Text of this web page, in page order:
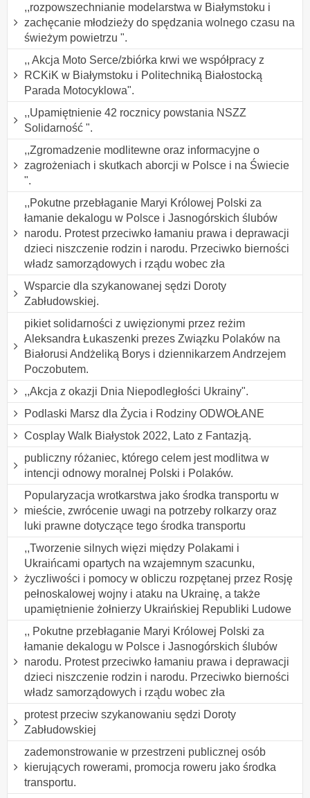
,,rozpowszechnianie modelarstwa w Białymstoku i
zachęcanie młodzieży do spędzania wolnego czasu na
świeżym powietrzu ".
,, Akcja Moto Serce/zbiórka krwi we współpracy z
RCKiK w Białymstoku i Politechniką Białostocką
Parada Motocyklowa".
,,Upamiętnienie 42 rocznicy powstania NSZZ
Solidarność ".
,,Zgromadzenie modlitewne oraz informacyjne o
zagrożeniach i skutkach aborcji w Polsce i na Świecie
".
,,Pokutne przebłaganie Maryi Królowej Polski za
łamanie dekalogu w Polsce i Jasnogórskich ślubów
narodu. Protest przeciwko łamaniu prawa i deprawacji
dzieci niszczenie rodzin i narodu. Przeciwko bierności
władz samorządowych i rządu wobec zła
Wsparcie dla szykanowanej sędzi Doroty
Zabłudowskiej.
pikiet solidarności z uwięzionymi przez reżim
Aleksandra Łukaszenki prezes Związku Polaków na
Białorusi Andżeliką Borys i dziennikarzem Andrzejem
Poczobutem.
,,Akcja z okazji Dnia Niepodległości Ukrainy".
Podlaski Marsz dla Życia i Rodziny ODWOŁANE
Cosplay Walk Białystok 2022, Lato z Fantazją.
publiczny różaniec, którego celem jest modlitwa w
intencji odnowy moralnej Polski i Polaków.
Popularyzacja wrotkarstwa jako środka transportu w
mieście, zwrócenie uwagi na potrzeby rolkarzy oraz
luki prawne dotyczące tego środka transportu
,,Tworzenie silnych więzi między Polakami i
Ukraińcami opartych na wzajemnym szacunku,
życzliwości i pomocy w obliczu rozpętanej przez Rosję
pełnoskalowej wojny i ataku na Ukrainę, a także
upamiętnienie żołnierzy Ukraińskiej Republiki Ludowe
,, Pokutne przebłaganie Maryi Królowej Polski za
łamanie dekalogu w Polsce i Jasnogórskich ślubów
narodu. Protest przeciwko łamaniu prawa i deprawacji
dzieci niszczenie rodzin i narodu. Przeciwko bierności
władz samorządowych i rządu wobec zła
protest przeciw szykanowaniu sędzi Doroty
Zabłudowskiej
zademonstrowanie w przestrzeni publicznej osób
kierujących rowerami, promocja roweru jako środka
transportu.